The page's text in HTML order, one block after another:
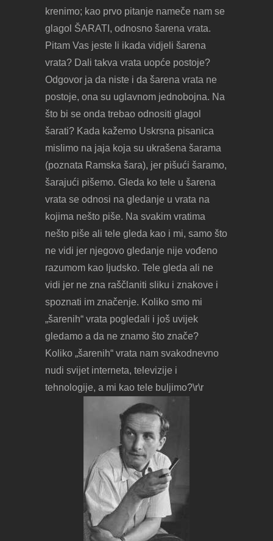
krenimo; kao prvo pitanje nameče nam se
glagol ŠARATI, odnosno šarena vrata.
Pitam Vas jeste li ikada vidjeli šarena
vrata? Dali takva vrata uopće postoje?
Odgovor ja da niste i da šarena vrata ne
postoje, ona su uglavnom jednobojna. Na
što bi se onda trebao odnositi glagol
šarati? Kada kažemo Uskrsna pisanica
mislimo na jaja koja su ukrašena šarama
(poznata Ramska šara), jer pišući šaramo,
šarajući pišemo. Gleda ko tele u šarena
vrata se odnosi na gledanje u vrata na
kojima nešto piše. Na svakim vratima
nešto piše ali tele gleda kao i mi, samo što
ne vidi jer njegovo gledanje nije vođeno
razumom kao ljudsko. Tele gleda ali ne
vidi jer ne zna raščlaniti sliku i znakove i
spoznati im značenje. Koliko smo mi
„šarenih“ vrata pogledali i još uvijek
gledamo a da ne znamo što znače?
Koliko „šarenih“ vrata nam svakodnevno
nudi svijet interneta, televizije i
tehnologije, a mi kao tele buljimo?\r\r